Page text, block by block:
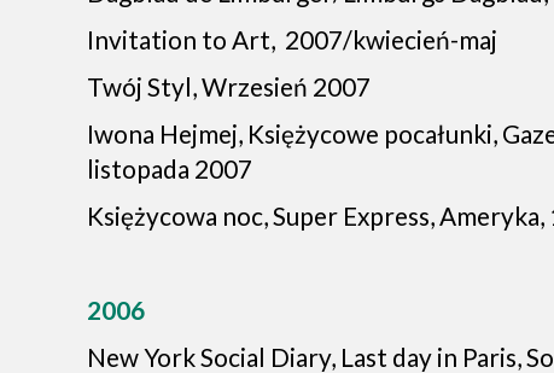
Invitation to Art, 2007/kwiecień-maj
Twój Styl, Wrzesień 2007
Iwona Hejmej, Księżycowe pocałunki,
listopada 2007
Księżycowa noc, Super Express,
2006
New York Social Diary, Last day in Paris,